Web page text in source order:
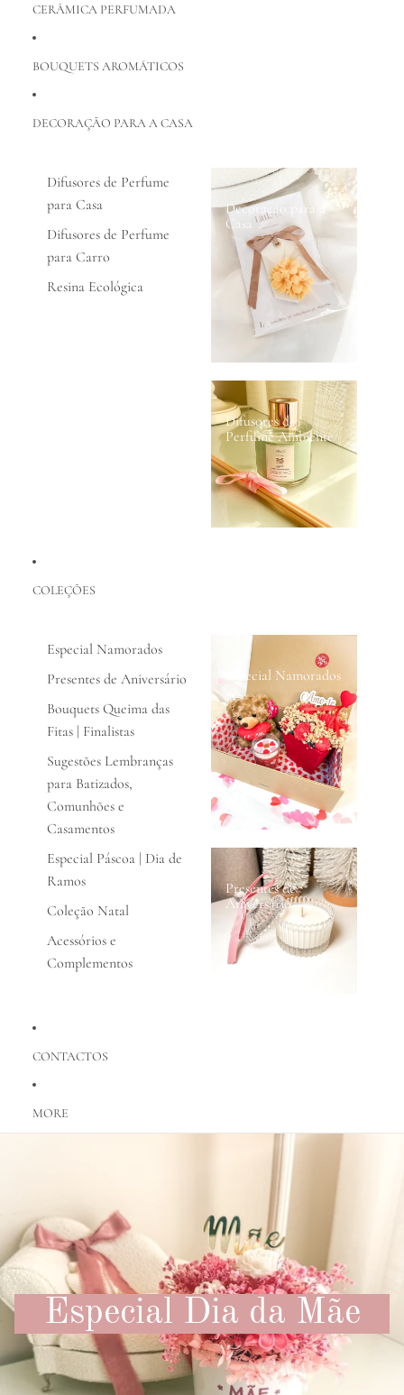
CERÂMICA PERFUMADA
BOUQUETS AROMÁTICOS
DECORAÇÃO PARA A CASA
Difusores de Perfume
para Casa
Difusores de Perfume
para Carro
Resina Ecológica
Decoração para a
Casa
Difusores de
Perfume Ambiente
COLEÇÕES
Especial Namorados
Presentes de Aniversário
Bouquets Queima das
Fitas | Finalistas
Sugestões Lembranças
para Batizados,
Comunhões e
Casamentos
Especial Páscoa | Dia de
Ramos
Coleção Natal
Acessórios e
Complementos
Especial Namorados
Presentes de
Aniversário
CONTACTOS
MORE
Especial Dia da Mãe